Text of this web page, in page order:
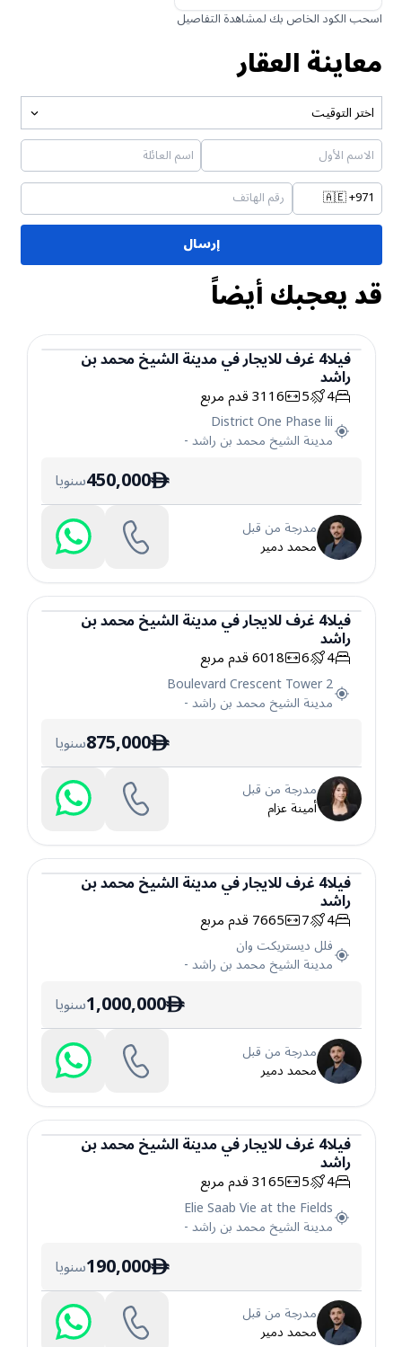
اسحب الكود الخاص بك لمشاهدة التفاصيل
معاينة العقار
اختر التوقيت
🇦🇪+971
إرسال
قد يعجبك أيضاً
فيلا
فيلا4غرفللايجارفيمدينة الشيخ محمد بن
راشد
4
5
3116قدم مربع
District One Phase lii
مدينة الشيخ محمد بن راشد-
ê
450,000سنويا
مدرجة من قبل
محمد دمير
فيلا
فيلا4غرفللايجارفيمدينة الشيخ محمد بن
راشد
4
6
6018قدم مربع
Boulevard Crescent Tower 2
مدينة الشيخ محمد بن راشد-
ê
875,000سنويا
مدرجة من قبل
أمينة عزام
فيلا
فيلا4غرفللايجارفيمدينة الشيخ محمد بن
راشد
4
7
7665قدم مربع
فلل ديستريكت وان
مدينة الشيخ محمد بن راشد-
ê
1,000,000سنويا
مدرجة من قبل
محمد دمير
فيلا
فيلا4غرفللايجارفيمدينة الشيخ محمد بن
راشد
4
5
3165قدم مربع
Elie Saab Vie at the Fields
مدينة الشيخ محمد بن راشد-
ê
190,000سنويا
مدرجة من قبل
محمد دمير